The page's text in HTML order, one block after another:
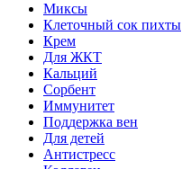
Миксы
Клеточный сок пихты
Крем
Для ЖКТ
Кальций
Сорбент
Иммунитет
Поддержка вен
Для детей
Антистресс